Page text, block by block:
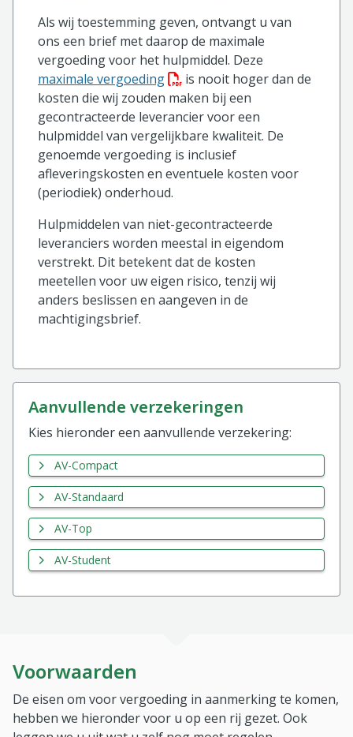
Als wij toestemming geven, ontvangt u van
ons een brief met daarop de maximale
vergoeding voor het hulpmiddel. Deze
maximale vergoeding(PDF bestand, download
is nooit hoger dan de
kosten die wij zouden maken bij een
gecontracteerde leverancier voor een
hulpmiddel van vergelijkbare kwaliteit. De
genoemde vergoeding is inclusief
afleveringskosten en eventuele kosten voor
(periodiek) onderhoud.
Hulpmiddelen van niet-gecontracteerde
leveranciers worden meestal in eigendom
verstrekt. Dit betekent dat de kosten
meetellen voor uw eigen risico, tenzij wij
anders beslissen en aangeven in de
machtigingsbrief.
aanvullende verzekeringen
Kies hieronder een aanvullende verzekering:
AV-Compact
AV-Standaard
AV-Top
AV-Student
Voorwaarden
De eisen om voor vergoeding in aanmerking te komen,
hebben we hieronder voor u op een rij gezet. Ook